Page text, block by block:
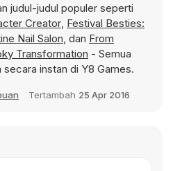
judul-judul populer seperti
Creator, Festival Besties:
Nail Salon, dan From
Transformation - Semua
instan di Y8 Games.
Tertambah 25 Apr 2016